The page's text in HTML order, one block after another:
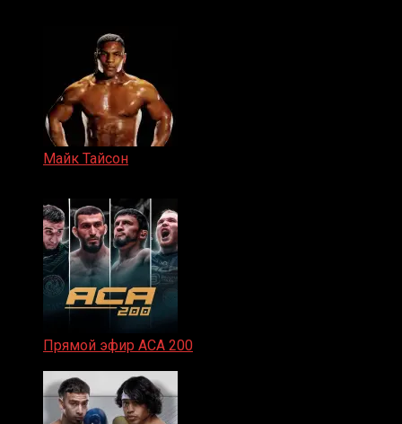
Майк Тайсон
Прямой эфир ACA 200